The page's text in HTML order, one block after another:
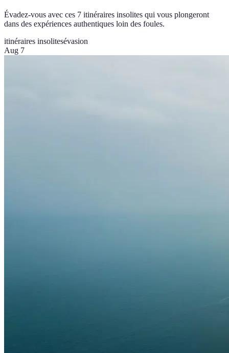
Évadez-vous avec ces 7 itinéraires insolites qui vous plongeront
dans des expériences authentiques loin des foules.
itinéraires insolitesévasion
Aug 7